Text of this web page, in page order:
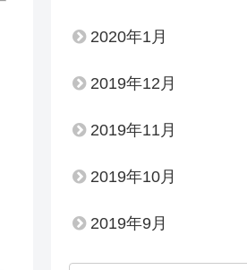
2020年1月
2019年12月
2019年11月
2019年10月
2019年9月